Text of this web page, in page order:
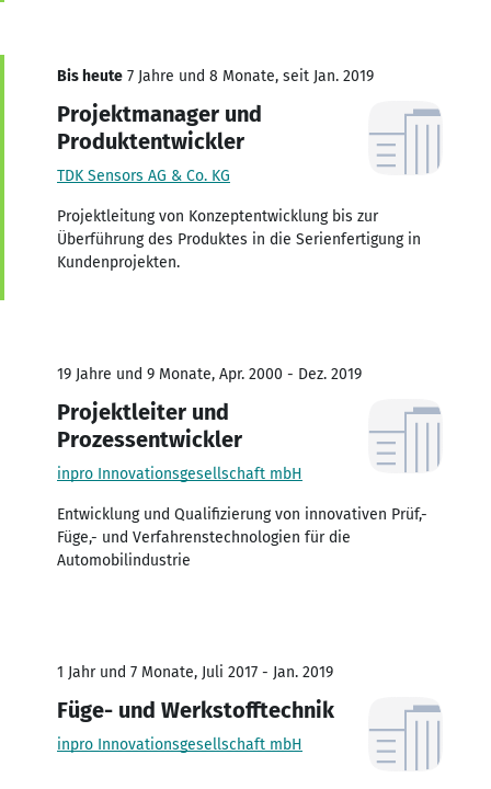
Bis heute 7 Jahre und 8 Monate, seit Jan. 2019
Projektmanager und
Produktentwickler
TDK Sensors AG & Co. KG
Projektleitung von Konzeptentwicklung bis zur
Überführung des Produktes in die Serienfertigung in
Kundenprojekten.
19 Jahre und 9 Monate, Apr. 2000 - Dez. 2019
Projektleiter und
Prozessentwickler
inpro Innovationsgesellschaft mbH
Entwicklung und Qualifizierung von innovativen Prüf,-
Füge,- und Verfahrenstechnologien für die
Automobilindustrie
1 Jahr und 7 Monate, Juli 2017 - Jan. 2019
Füge- und Werkstofftechnik
inpro Innovationsgesellschaft mbH